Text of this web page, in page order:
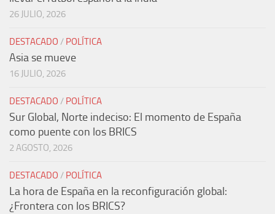
26 JULIO, 2026
DESTACADO / POLÍTICA
Asia se mueve
16 JULIO, 2026
DESTACADO / POLÍTICA
Sur Global, Norte indeciso: El momento de España
como puente con los BRICS
2 AGOSTO, 2026
DESTACADO / POLÍTICA
La hora de España en la reconfiguración global:
¿Frontera con los BRICS?